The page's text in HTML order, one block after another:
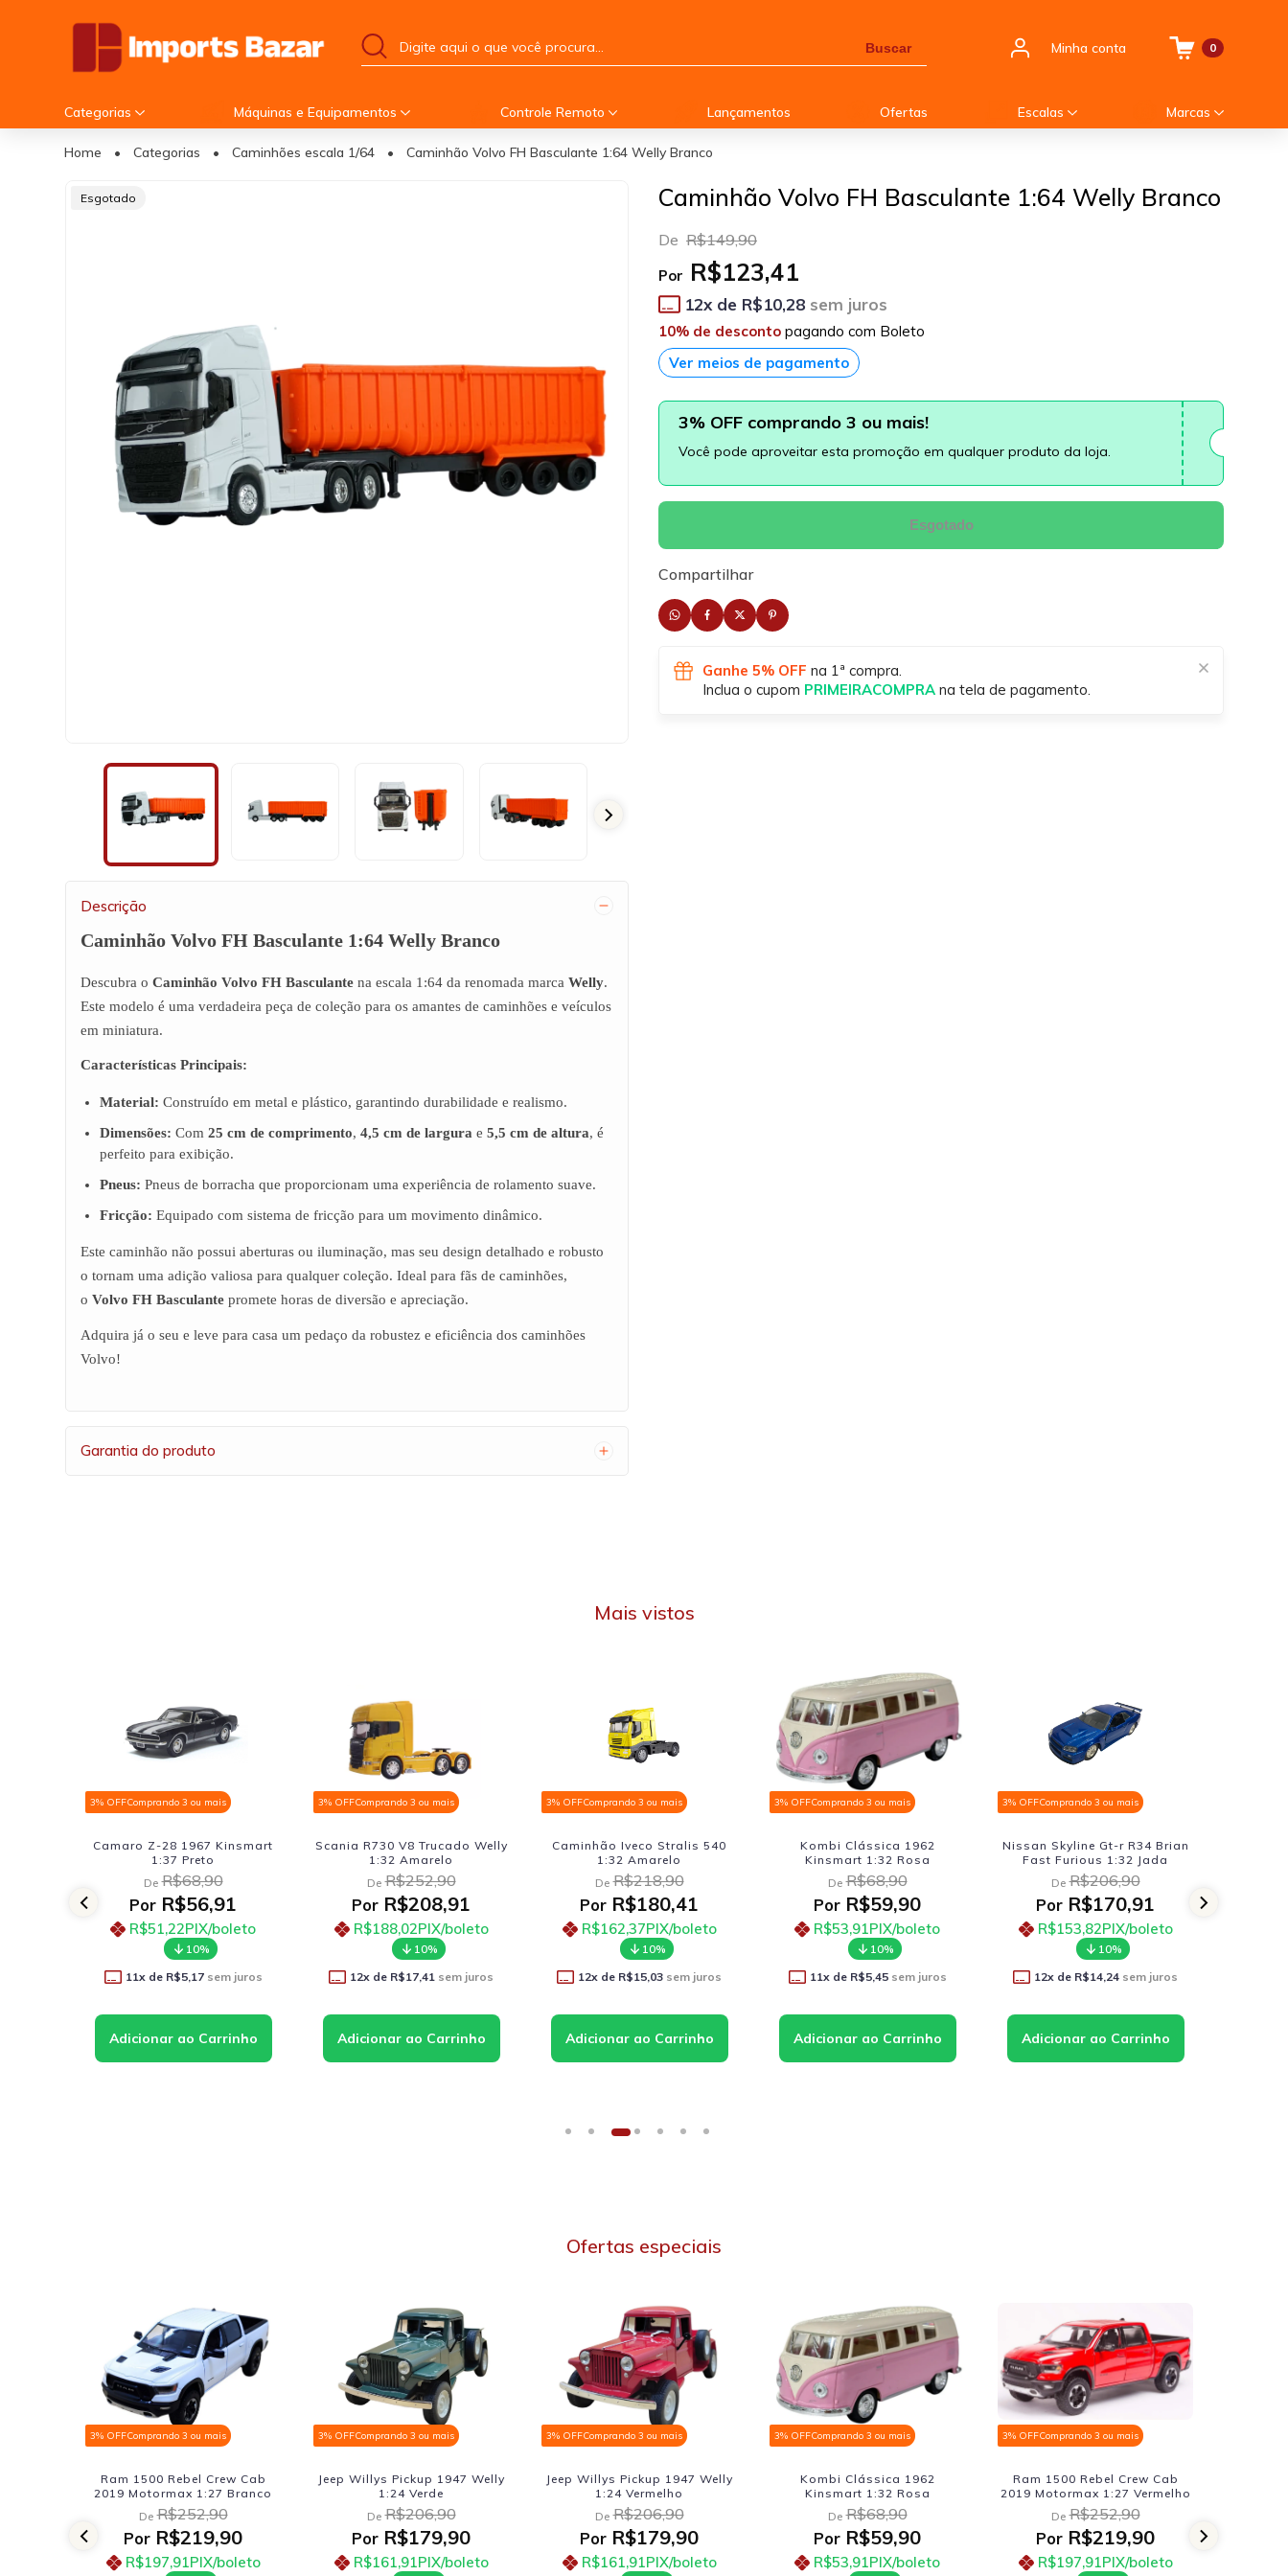
Buscar Minha conta 0
Categorias Máquinas e Equipamentos Controle Remoto Lançamentos Ofertas Escalas Marcas
Home • Categorias • Caminhões escala 1/64 • Caminhão Volvo FH Basculante 1:64 Welly Branco
Esgotado
Descrição
Caminhão Volvo FH Basculante 1:64 Welly Branco
Descubra o Caminhão Volvo FH Basculante na escala 1:64 da renomada marca Welly.
Este modelo é uma verdadeira peça de coleção para os amantes de caminhões e veículos
em miniatura.
Características Principais:
Material: Construído em metal e plástico, garantindo durabilidade e realismo.
Dimensões: Com 25 cm de comprimento, 4,5 cm de largura e 5,5 cm de altura, é
perfeito para exibição.
Pneus: Pneus de borracha que proporcionam uma experiência de rolamento suave.
Fricção: Equipado com sistema de fricção para um movimento dinâmico.
Este caminhão não possui aberturas ou iluminação, mas seu design detalhado e robusto
o tornam uma adição valiosa para qualquer coleção. Ideal para fãs de caminhões,
o Volvo FH Basculante promete horas de diversão e apreciação.
Adquira já o seu e leve para casa um pedaço da robustez e eficiência dos caminhões
Volvo!
Garantia do produto
Caminhão Volvo FH Basculante 1:64 Welly Branco
De R$149,90
Por R$123,41
12x de R$10,28 sem juros
10% de desconto pagando com Boleto
Ver meios de pagamento
3% OFF comprando 3 ou mais!
Você pode aproveitar esta promoção em qualquer produto da loja.
Esgotado
Compartilhar
Ganhe 5% OFF na 1ª compra.
Inclua o cupom PRIMEIRACOMPRA na tela de pagamento.
Mais vistos
3% OFFComprando 3 ou mais
Camaro Z-28 1967 Kinsmart
1:37 Preto
De R$68,90
Por R$56,91
R$51,22PIX/boleto
10%
11x de R$5,17sem juros
3% OFFComprando 3 ou mais
Scania R730 V8 Trucado Welly
1:32 Amarelo
De R$252,90
Por R$208,91
R$188,02PIX/boleto
10%
12x de R$17,41 sem juros
3% OFFComprando 3 ou mais
Caminhão Iveco Stralis 540
1:32 Amarelo
De R$218,90
Por R$180,41
R$162,37PIX/boleto
10%
12x de R$15,03 sem juros
3% OFFComprando 3 ou mais
Kombi Clássica 1962
Kinsmart 1:32 Rosa
De R$68,90
Por R$59,90
R$53,91PIX/boleto
10%
11x de R$5,45sem juros
3% OFFComprando 3 ou mais
Nissan Skyline Gt-r R34 Brian
Fast Furious 1:32 Jada
De R$206,90
Por R$170,91
R$153,82PIX/boleto
10%
12x de R$14,24 sem juros
Ofertas especiais
3% OFFComprando 3 ou mais
Ram 1500 Rebel Crew Cab
2019 Motormax 1:27 Branco
De R$252,90
Por R$219,90
R$197,91PIX/boleto
3% OFFComprando 3 ou mais
Jeep Willys Pickup 1947 Welly
1:24 Verde
De R$206,90
Por R$179,90
R$161,91PIX/boleto
3% OFFComprando 3 ou mais
Jeep Willys Pickup 1947 Welly
1:24 Vermelho
De R$206,90
Por R$179,90
R$161,91PIX/boleto
3% OFFComprando 3 ou mais
Kombi Clássica 1962
Kinsmart 1:32 Rosa
De R$68,90
Por R$59,90
R$53,91PIX/boleto
3% OFFComprando 3 ou mais
Ram 1500 Rebel Crew Cab
2019 Motormax 1:27 Vermelho
De R$252,90
Por R$219,90
R$197,91PIX/boleto